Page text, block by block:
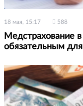
18 мая, 15:17 588
Медстрахование
обязательным